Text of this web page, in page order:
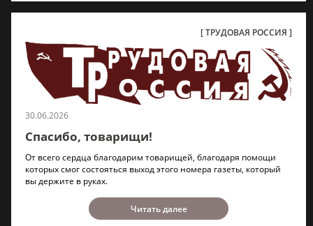
ТРУДОВАЯ РОССИЯ
30.06.2026
Спасибо, товарищи!
От всего сердца благодарим товарищей, благодаря помощи
которых смог состояться выход этого номера газеты, который
вы держите в руках.
Читать далее